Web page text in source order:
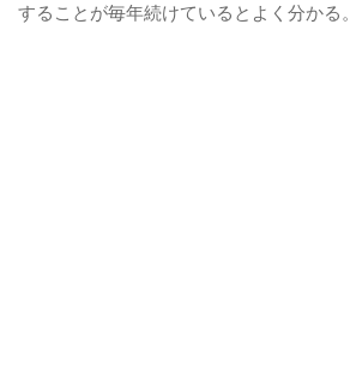
することが毎年続けているとよく分かる。